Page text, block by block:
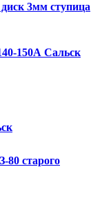
3мм ступица
150А Сальск
старого